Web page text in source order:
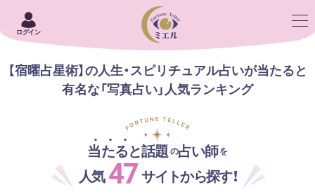
ログイン
【宿曜占星術】の人生・スピリチュアル占いが当たると
有名な「写真占い」人気ランキング
当たると話題の占い師を
人気47サイトから探す！